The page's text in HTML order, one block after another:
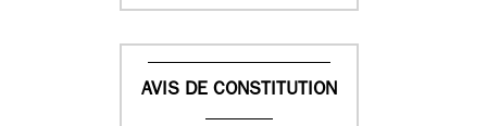
AVIS DE CONSTITUTION